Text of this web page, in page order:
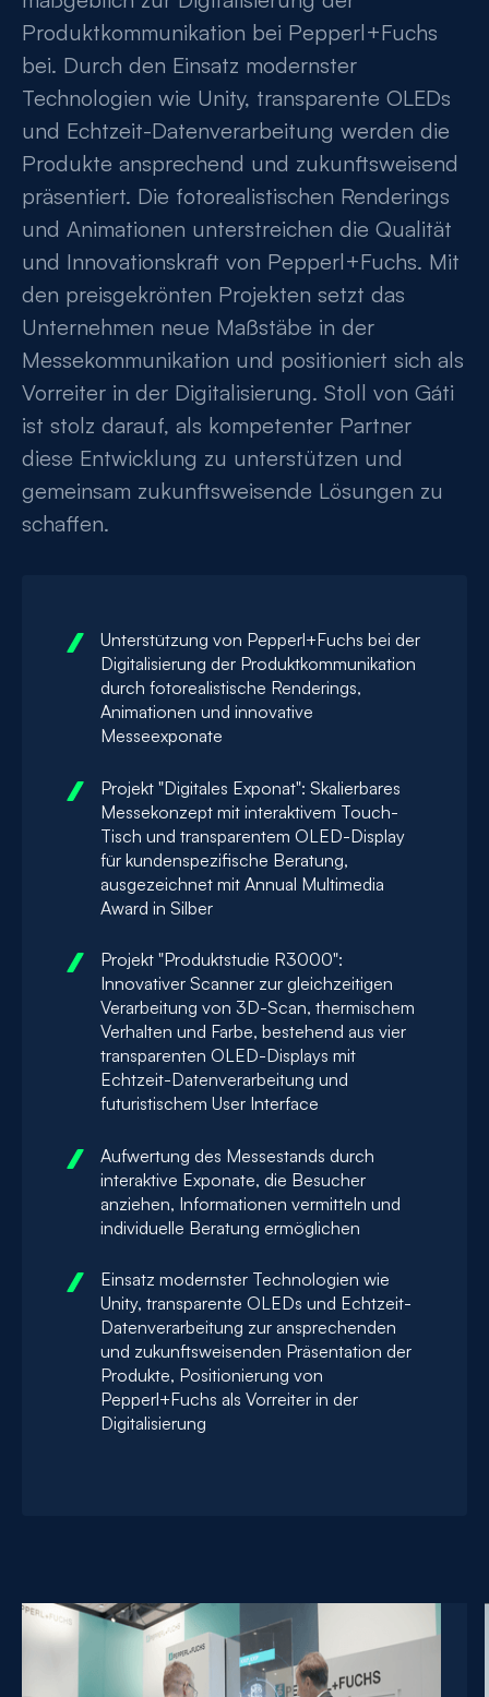
Produktkommunikation bei Pepperl+Fuchs
bei. Durch den Einsatz modernster
Technologien wie Unity, transparente OLEDs
und Echtzeit-Datenverarbeitung werden die
Produkte ansprechend und zukunftsweisend
präsentiert. Die fotorealistischen Renderings
und Animationen unterstreichen die Qualität
und Innovationskraft von Pepperl+Fuchs. Mit
den preisgekrönten Projekten setzt das
Unternehmen neue Maßstäbe in der
Messekommunikation und positioniert sich als
Vorreiter in der Digitalisierung. Stoll von Gáti
ist stolz darauf, als kompetenter Partner
diese Entwicklung zu unterstützen und
gemeinsam zukunftsweisende Lösungen zu
schaffen.
Unterstützung von Pepperl+Fuchs bei der
Digitalisierung der Produktkommunikation
durch fotorealistische Renderings,
Animationen und innovative
Messeexponate
Projekt "Digitales Exponat": Skalierbares
Messekonzept mit interaktivem Touch-
Tisch und transparentem OLED-Display
für kundenspezifische Beratung,
ausgezeichnet mit Annual Multimedia
Award in Silber
Projekt "Produktstudie R3000":
Innovativer Scanner zur gleichzeitigen
Verarbeitung von 3D-Scan, thermischem
Verhalten und Farbe, bestehend aus vier
transparenten OLED-Displays mit
Echtzeit-Datenverarbeitung und
futuristischem User Interface
Aufwertung des Messestands durch
interaktive Exponate, die Besucher
anziehen, Informationen vermitteln und
individuelle Beratung ermöglichen
Einsatz modernster Technologien wie
Unity, transparente OLEDs und Echtzeit-
Datenverarbeitung zur ansprechenden
und zukunftsweisenden Präsentation der
Produkte, Positionierung von
Pepperl+Fuchs als Vorreiter in der
Digitalisierung